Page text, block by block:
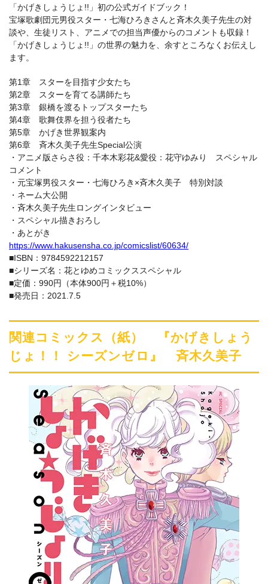
「かげきしょうじょ!!」初の公式ガイドブック！
宝塚歌劇団元男役スター・七海ひろきさんと斉木久美子先生の対
談や、生徒リスト、アニメでの担当声優からのコメントも収録！
「かげきしょうじょ!!」の世界の魅力を、余すところなくお伝えし
ます。
第1章 スターを目指す少女たち
第2章 スターを育てる講師たち
第3章 銀橋を渡るトップスターたち
第4章 歌舞伎界を担う役者たち
第5章 かげき世界観案内
第6章 斉木久美子先生Special公演
・アニメ版さらさ役：千本木彩花&愛役：花守ゆみり スペシャル
コメント
・元宝塚男役スター・七海ひろき×斉木久美子 特別対談
・ネーム大公開
・斉木久美子先生ロングインタビュー
・スペシャル描きおろし
・あとがき
https://www.hakusensha.co.jp/comicslist/60634/
■ISBN：9784592212157
■シリーズ名：花とゆめコミックススペシャル
■定価：990円（本体900円＋税10%）
■発売日：2021.7.5
関連コミックス（紙） 『かげきしょう
じょ！！ シーズンゼロ』 斉木久美子